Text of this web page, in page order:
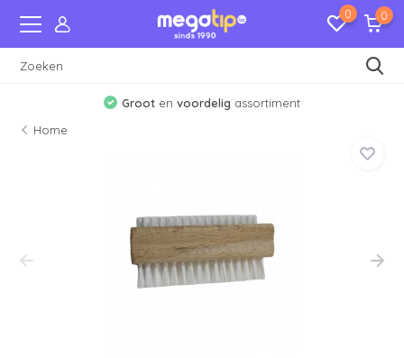
0 0
Groot envoordelig assortiment
Home